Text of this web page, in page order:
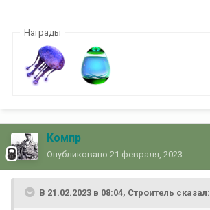
Награды
Компр
Опубликовано 21 февраля, 2023
В 21.02.2023 в 08:04, Строитель сказал: